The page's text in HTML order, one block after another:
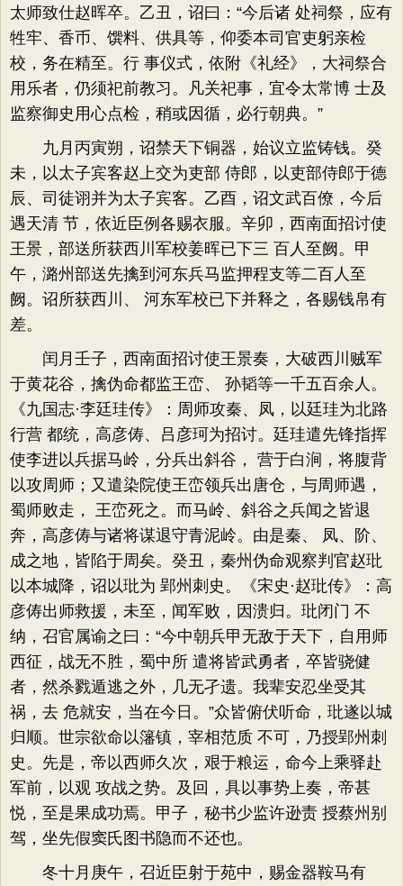
太师致仕赵晖卒。乙丑，诏曰：“今后诸 处祠祭，应有
牲牢、香币、馔料、供具等，仰委本司官吏躬亲检
校，务在精至。行 事仪式，依附《礼经》，大祠祭合
用乐者，仍须祀前教习。凡关祀事，宜令太常博 士及
监察御史用心点检，稍或因循，必行朝典。”
九月丙寅朔，诏禁天下铜器，始议立监铸钱。癸
未，以太子宾客赵上交为吏部 侍郎，以吏部侍郎于德
辰、司徒诩并为太子宾客。乙酉，诏文武百僚，今后
遇天清 节，依近臣例各赐衣服。辛卯，西南面招讨使
王景，部送所获西川军校姜晖已下三 百人至阙。甲
午，潞州部送先擒到河东兵马监押程支等二百人至
阙。诏所获西川、 河东军校已下并释之，各赐钱帛有
差。
闰月壬子，西南面招讨使王景奏，大破西川贼军
于黄花谷，擒伪命都监王峦、 孙韬等一千五百余人。
《九国志·李廷珪传》：周师攻秦、凤，以廷珪为北路
行营 都统，高彦俦、吕彦珂为招讨。廷珪遣先锋指挥
使李进以兵据马岭，分兵出斜谷， 营于白涧，将腹背
以攻周师；又遣染院使王峦领兵出唐仓，与周师遇，
蜀师败走， 王峦死之。而马岭、斜谷之兵闻之皆退
奔，高彦俦与诸将谋退守青泥岭。由是秦、 凤、阶、
成之地，皆陷于周矣。癸丑，秦州伪命观察判官赵玭
以本城降，诏以玭为 郢州刺史。《宋史·赵玭传》：高
彦俦出师救援，未至，闻军败，因溃归。玭闭门 不
纳，召官属谕之曰：“今中朝兵甲无敌于天下，自用师
西征，战无不胜，蜀中所 遣将皆武勇者，卒皆骁健
者，然杀戮遁逃之外，几无孑遗。我辈安忍坐受其
祸，去 危就安，当在今日。”众皆俯伏听命，玭遂以城
归顺。世宗欲命以籓镇，宰相范质 不可，乃授郢州刺
史。先是，帝以西师久次，艰于粮运，命今上乘驿赴
军前，以观 攻战之势。及回，具以事势上奏，帝甚
悦，至是果成功焉。甲子，秘书少监许逊责 授蔡州别
驾，坐先假窦氏图书隐而不还也。
冬十月庚午，召近臣射于苑中，赐金器鞍马有